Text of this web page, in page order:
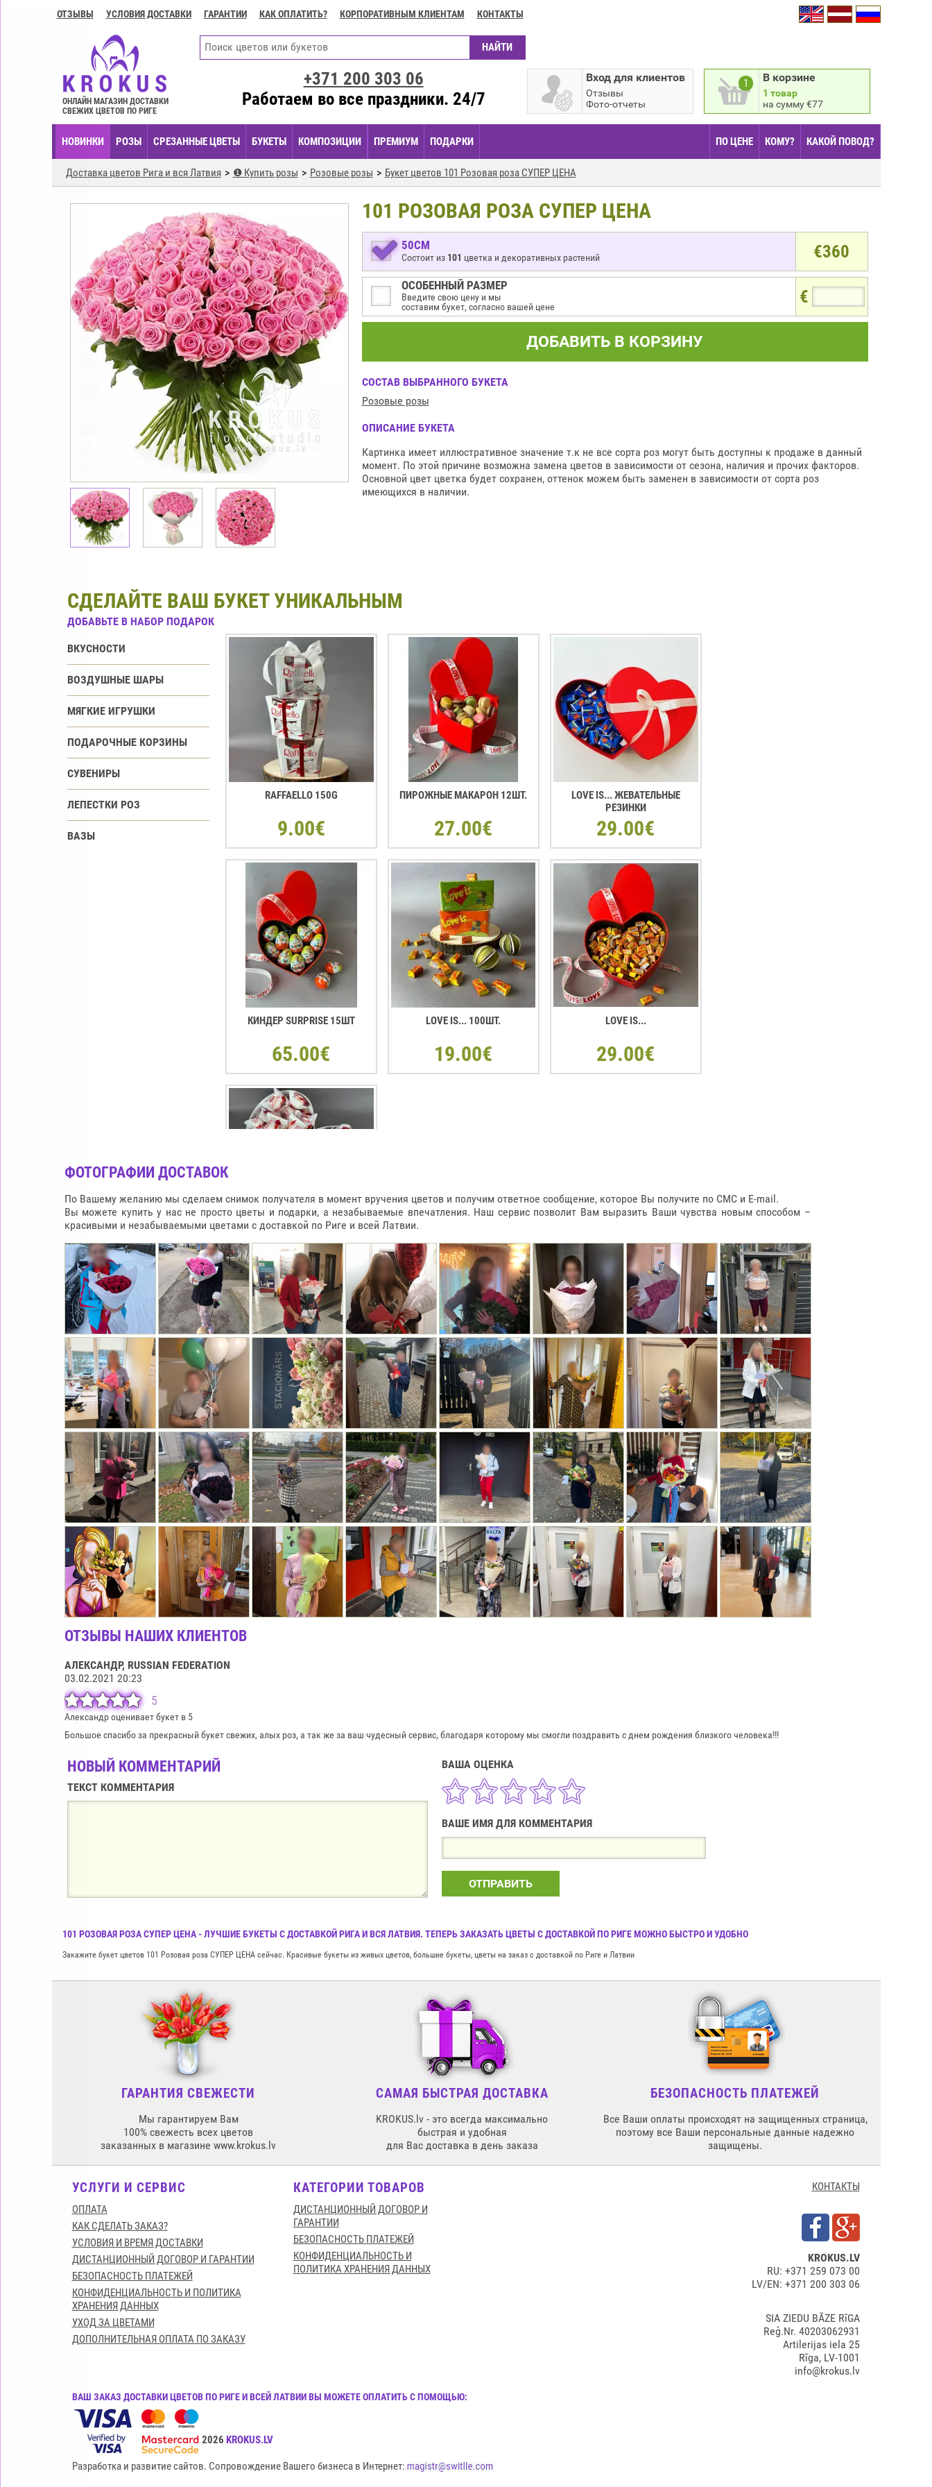
Контакты
ГАРАНТИИ
оплатить?
оформить
ОТЗЫВЫ УСЛОВИЯ ДОСТАВКИ ГАРАНТИИ КАК ОПЛАТИТЬ? КОРПОРАТИВНЫМ КЛИЕНТАМ КОНТАКТЫ
101 РОЗОВАЯ РОЗА СУПЕР ЦЕНА - ЛУЧШИЕ БУКЕТЫ С ДОСТАВКОЙ РИГА И ВСЯ ЛАТВИЯ. ТЕПЕРЬ ЗАКАЗАТЬ ЦВЕТЫ С ДОСТАВКОЙ ПО РИГЕ МОЖНО БЫСТРО И УДОБНО
Закажите букет цветов 101 Розовая роза СУПЕР ЦЕНА сейчас. Красивые букеты из живых цветов, большие букеты, цветы на заказ с доставкой по Риге и Латвии
ОНЛАЙН МАГАЗИН ДОСТАВКИ
СВЕЖИХ ЦВЕТОВ ПО РИГЕ
1 В корзине
1 товар
на сумму €77
Вход для клиентов
Отзывы
Фото-отчеты
+371 200 303 06
Работаем во все праздники. 24/7
НОВИНКИ РОЗЫ СРЕЗАННЫЕ ЦВЕТЫ БУКЕТЫ КОМПОЗИЦИИ ПРЕМИУМ ПОДАРКИ ПО ЦЕНЕ КОМУ? КАКОЙ ПОВОД?
Доставка цветов Рига и вся Латвия ❶ Купить розы Розовые розы Букет цветов 101 Розовая роза СУПЕР ЦЕНА
101 РОЗОВАЯ РОЗА СУПЕР ЦЕНА
€360
50СМ
Состоит из 101 цветка и декоративных растений
€
ОСОБЕННЫЙ РАЗМЕР
Введите свою цену и мы
составим букет, согласно вашей цене
ДОБАВИТЬ В КОРЗИНУ
СОСТАВ ВЫБРАННОГО БУКЕТА
Розовые розы
ОПИСАНИЕ БУКЕТА
Картинка имеет иллюстративное значение т.к не все сорта роз могут быть доступны к продаже в данный
момент. По этой причине возможна замена цветов в зависимости от сезона, наличия и прочих факторов.
Основной цвет цветка будет сохранен, оттенок можем быть заменен в зависимости от сорта роз
имеющихся в наличии.
СДЕЛАЙТЕ ВАШ БУКЕТ УНИКАЛЬНЫМ
ДОБАВЬТЕ В НАБОР ПОДАРОК
ВКУСНОСТИ
ВОЗДУШНЫЕ ШАРЫ
МЯГКИЕ ИГРУШКИ
ПОДАРОЧНЫЕ КОРЗИНЫ
СУВЕНИРЫ
ЛЕПЕСТКИ РОЗ
ВАЗЫ
RAFFAELLO 150G
9.00€
ПИРОЖНЫЕ МАКАРОН 12ШТ.
27.00€
LOVE IS... ЖЕВАТЕЛЬНЫЕ
РЕЗИНКИ
29.00€
КИНДЕР SURPRISE 15ШТ
65.00€
LOVE IS... 100ШТ.
19.00€
LOVE IS...
29.00€
КОРОБКА В ФОРМЕ СЕРДЦА
RAFFAELLO 900ГР
65.00€
ФОТОГРАФИИ ДОСТАВОК
По Вашему желанию мы сделаем снимок получателя в момент вручения цветов и получим ответное сообщение, которое Вы получите по СМС и E-mail.
Вы можете купить у нас не просто цветы и подарки, а незабываемые впечатления. Наш сервис позволит Вам выразить Ваши чувства новым способом –
красивыми и незабываемыми цветами с доставкой по Риге и всей Латвии.
ОТЗЫВЫ НАШИХ КЛИЕНТОВ
АЛЕКСАНДР, RUSSIAN FEDERATION
03.02.2021 20:23
5
Александр оценивает букет в 5
Большое спасибо за прекрасный букет свежих, алых роз, а так же за ваш чудесный сервис, благодаря которому мы смогли поздравить с днем рождения близкого человека!!!
НОВЫЙ КОММЕНТАРИЙ
ТЕКСТ КОММЕНТАРИЯ
ВАША ОЦЕНКА
ВАШЕ ИМЯ ДЛЯ КОММЕНТАРИЯ
ОТПРАВИТЬ
ГАРАНТИЯ СВЕЖЕСТИ
Мы гарантируем Вам
100% свежесть всех цветов
заказанных в магазине www.krokus.lv
САМАЯ БЫСТРАЯ ДОСТАВКА
KROKUS.lv - это всегда максимально
быстрая и удобная
для Вас доставка в день заказа
БЕЗОПАСНОСТЬ ПЛАТЕЖЕЙ
Все Ваши оплаты происходят на защищенных страница,
поэтому все Ваши персональные данные надежно
защищены.
УСЛУГИ И СЕРВИС
ОПЛАТА
КАК СДЕЛАТЬ ЗАКАЗ?
УСЛОВИЯ И ВРЕМЯ ДОСТАВКИ
ДИСТАНЦИОННЫЙ ДОГОВОР И ГАРАНТИИ
БЕЗОПАСНОСТЬ ПЛАТЕЖЕЙ
КОНФИДЕНЦИАЛЬНОСТЬ И ПОЛИТИКА
ХРАНЕНИЯ ДАННЫХ
УХОД ЗА ЦВЕТАМИ
ДОПОЛНИТЕЛЬНАЯ ОПЛАТА ПО ЗАКАЗУ
КАТЕГОРИИ ТОВАРОВ
ДИСТАНЦИОННЫЙ ДОГОВОР И
ГАРАНТИИ
БЕЗОПАСНОСТЬ ПЛАТЕЖЕЙ
КОНФИДЕНЦИАЛЬНОСТЬ И
ПОЛИТИКА ХРАНЕНИЯ ДАННЫХ
КОНТАКТЫ
KROKUS.LV
RU: +371 259 073 00
LV/EN: +371 200 303 06
SIA ZIEDU BĀZE RīGA
Reģ.Nr. 40203062931
Artilerijas iela 25
Rīga, LV-1001
info@krokus.lv
ВАШ ЗАКАЗ ДОСТАВКИ ЦВЕТОВ ПО РИГЕ И ВСЕЙ ЛАТВИИ ВЫ МОЖЕТЕ ОПЛАТИТЬ С ПОМОЩЬЮ:
Все права защищены© 2015-2026 KROKUS.LV
Разработка и развитие сайтов. Сопровождение Вашего бизнеса в Интернет: